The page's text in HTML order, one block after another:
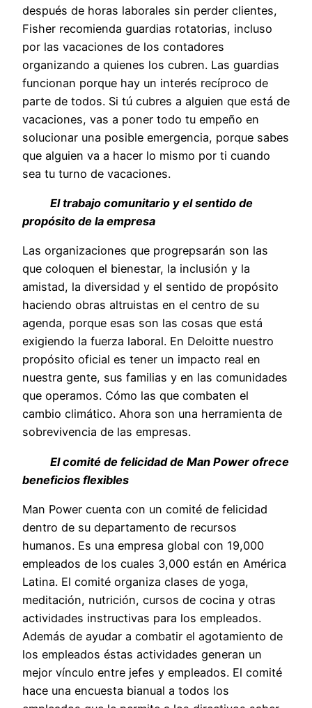
después de horas laborales sin perder clientes,
Fisher recomienda guardias rotatorias, incluso
por las vacaciones de los contadores
organizando a quienes los cubren. Las guardias
funcionan porque hay un interés recíproco de
parte de todos. Si tú cubres a alguien que está de
vacaciones, vas a poner todo tu empeño en
solucionar una posible emergencia, porque sabes
que alguien va a hacer lo mismo por ti cuando
sea tu turno de vacaciones.
El trabajo comunitario y el sentido de
propósito de la empresa
Las organizaciones que progrepsarán son las
que coloquen el bienestar, la inclusión y la
amistad, la diversidad y el sentido de propósito
haciendo obras altruistas en el centro de su
agenda, porque esas son las cosas que está
exigiendo la fuerza laboral. En Deloitte nuestro
propósito oficial es tener un impacto real en
nuestra gente, sus familias y en las comunidades
que operamos. Cómo las que combaten el
cambio climático. Ahora son una herramienta de
sobrevivencia de las empresas.
El comité de felicidad de Man Power ofrece
beneficios flexibles
Man Power cuenta con un comité de felicidad
dentro de su departamento de recursos
humanos. Es una empresa global con 19,000
empleados de los cuales 3,000 están en América
Latina. El comité organiza clases de yoga,
meditación, nutrición, cursos de cocina y otras
actividades instructivas para los empleados.
Además de ayudar a combatir el agotamiento de
los empleados éstas actividades generan un
mejor vínculo entre jefes y empleados. El comité
hace una encuesta bianual a todos los